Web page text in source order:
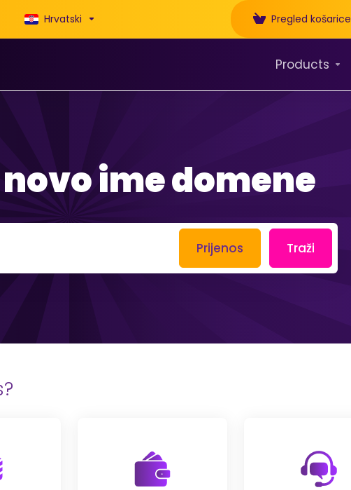
Hrvatski Pregled košarice
Products
ime domene
Prijenos Traži